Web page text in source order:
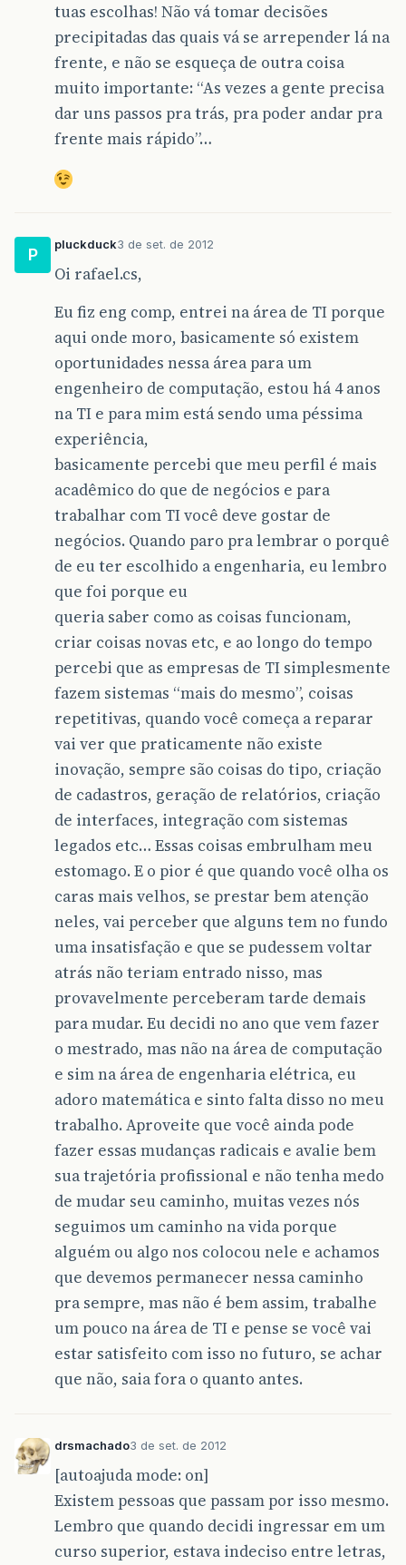
tuas escolhas! Não vá tomar decisões
precipitadas das quais vá se arrepender lá na
frente, e não se esqueça de outra coisa
muito importante: “As vezes a gente precisa
dar uns passos pra trás, pra poder andar pra
frente mais rápido”…
P
pluckduck3 de set. de 2012
Oi rafael.cs,
Eu fiz eng comp, entrei na área de TI porque
aqui onde moro, basicamente só existem
oportunidades nessa área para um
engenheiro de computação, estou há 4 anos
na TI e para mim está sendo uma péssima
experiência,
basicamente percebi que meu perfil é mais
acadêmico do que de negócios e para
trabalhar com TI você deve gostar de
negócios. Quando paro pra lembrar o porquê
de eu ter escolhido a engenharia, eu lembro
que foi porque eu
queria saber como as coisas funcionam,
criar coisas novas etc, e ao longo do tempo
percebi que as empresas de TI simplesmente
fazem sistemas “mais do mesmo”, coisas
repetitivas, quando você começa a reparar
vai ver que praticamente não existe
inovação, sempre são coisas do tipo, criação
de cadastros, geração de relatórios, criação
de interfaces, integração com sistemas
legados etc… Essas coisas embrulham meu
estomago. E o pior é que quando você olha os
caras mais velhos, se prestar bem atenção
neles, vai perceber que alguns tem no fundo
uma insatisfação e que se pudessem voltar
atrás não teriam entrado nisso, mas
provavelmente perceberam tarde demais
para mudar. Eu decidi no ano que vem fazer
o mestrado, mas não na área de computação
e sim na área de engenharia elétrica, eu
adoro matemática e sinto falta disso no meu
trabalho. Aproveite que você ainda pode
fazer essas mudanças radicais e avalie bem
sua trajetória profissional e não tenha medo
de mudar seu caminho, muitas vezes nós
seguimos um caminho na vida porque
alguém ou algo nos colocou nele e achamos
que devemos permanecer nessa caminho
pra sempre, mas não é bem assim, trabalhe
um pouco na área de TI e pense se você vai
estar satisfeito com isso no futuro, se achar
que não, saia fora o quanto antes.
drsmachado3 de set. de 2012
[autoajuda mode: on]
Existem pessoas que passam por isso mesmo.
Lembro que quando decidi ingressar em um
curso superior, estava indeciso entre letras,